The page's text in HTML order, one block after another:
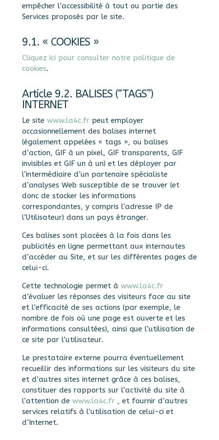
empêcher l’accessibilité à tout ou partie des
Services proposés par le site.
9.1. « COOKIES »
Cliquez ici pour consulter notre politique de
cookies.
Article 9.2. BALISES (“TAGS”)
INTERNET
Le site www.la4c.frpeut employer
occasionnellement des balises internet
(également appelées « tags », ou balises
d’action, GIF à un pixel, GIF transparents, GIF
invisibles et GIF un à un) et les déployer par
l’intermédiaire d’un partenaire spécialiste
d’analyses Web susceptible de se trouver (et
donc de stocker les informations
correspondantes, y compris l’adresse IP de
l’Utilisateur) dans un pays étranger.
Ces balises sont placées à la fois dans les
publicités en ligne permettant aux internautes
d’accéder au Site, et sur les différentes pages de
celui-ci.
Cette technologie permet à www.la4c.fr
d’évaluer les réponses des visiteurs face au site
et l’efficacité de ses actions (par exemple, le
nombre de fois où une page est ouverte et les
informations consultées), ainsi que l’utilisation de
ce site par l’utilisateur.
Le prestataire externe pourra éventuellement
recueillir des informations sur les visiteurs du site
et d’autres sites internet grâce à ces balises,
constituer des rapports sur l’activité du site à
l’attention de www.la4c.fr, et fournir d’autres
services relatifs à l’utilisation de celui-ci et
d’Internet.